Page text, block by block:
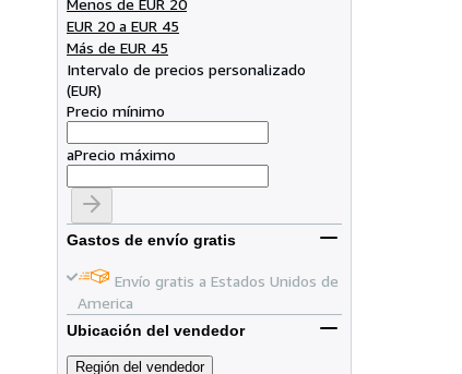
EUR 20 a EUR 45
Más de EUR 45
Intervalo de precios personalizado
(EUR)
Precio mínimo
aPrecio máximo
Gastos de envío gratis
Envío gratis a Estados Unidos de
America
Ubicación del vendedor
Región del vendedor